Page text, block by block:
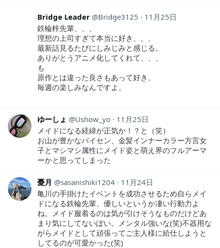
Bridge Leader Bridge3125
11月25日
鉄輪梓先輩、、、
理想の上司すぎて本当に好き、、、
最新話見るたびにしみじみと感じる。
ありがとうアニメ化してくれて、、、
も
原作とは違った良さもあって好き。
毎週の楽しみなんですよ。
ゆーしょ Ushow_yo
11月25日
メイドになる経緯が正気か！？と（笑）
お山が豊かなパイセン、金髪インナーカラー方言女
子とマシマシ属性にメイド姿と萌え界のフルアーマ
ーかと思ってしまった
憂月 sasanishiki1204
11月24日
亀川の手掛けたイベントを成功させるため自らメイ
ドになる鉄輪先輩、優しいというか凄い行動力よ
ね。メイド服着るのは気が引けそうなものだけどあ
まり気にしてないぽい。メンタル強いな(笑)不器用な
がらメイドとして頑張ってご主人様に給仕しようと
してるのが可愛かった(笑)